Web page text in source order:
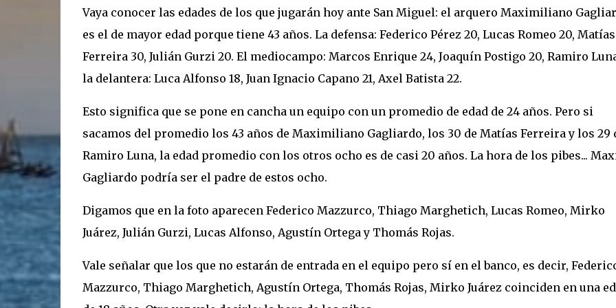
Vaya conocer las edades de los que jugarán hoy ante San Miguel: el arquero Maximiliano
es el de mayor edad porque tiene 43 años. La defensa: Federico Pérez 20, Lucas Romeo 20, Matías
Ferreira 30, Julián Gurzi 20. El mediocampo: Marcos Enrique 24, Joaquín Postigo 20, Ramiro
la delantera: Luca Alfonso 18, Juan Ignacio Capano 21, Axel Batista 22.
Esto significa que se pone en cancha un equipo con un promedio de edad de 24 años. Pero si
sacamos del promedio los 43 años de Maximiliano Gagliardo, los 30 de Matías Ferreira y los 29
Ramiro Luna, la edad promedio con los otros ocho es de casi 20 años. La hora de los pibes...
Gagliardo podría ser el padre de estos ocho.
Digamos que en la foto aparecen Federico Mazzurco, Thiago Marghetich, Lucas Romeo, Mirko
Juárez, Julián Gurzi, Lucas Alfonso, Agustín Ortega y Thomás Rojas.
Vale señalar que los que no estarán de entrada en el equipo pero sí en el banco, es decir,
Mazzurco, Thiago Marghetich, Agustín Ortega, Thomás Rojas, Mirko Juárez coinciden en una